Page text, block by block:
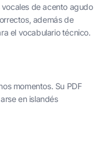
de acento agudo
además de
el vocabulario técnico.
momentos. Su PDF
en islandés